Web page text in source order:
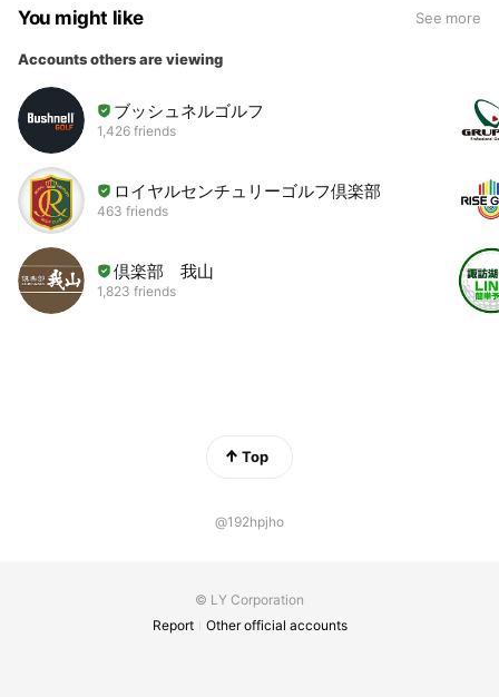
e
You might like See more
Accounts others are viewing
ブッシュネルゴルフ
1,426 friends
ロイヤルセンチュリーゴルフ倶楽部
463 friends
倶楽部 我山
1,823 friends
Top
@192hpjho
© LY Corporation
Report
Other official accounts